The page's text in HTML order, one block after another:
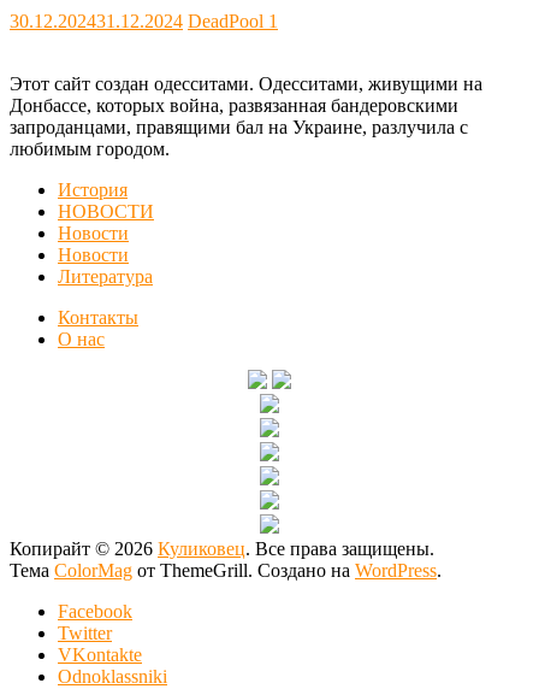
30.12.202431.12.2024 DeadPool 1
Этот сайт создан одесситами. Одесситами, живущими на
Донбассе, которых война, развязанная бандеровскими
запроданцами, правящими бал на Украине, разлучила с
любимым городом.
История
НОВОСТИ
Новости
Новости
Литература
Контакты
О нас
Копирайт © 2026 Куликовец. Все права защищены.
Тема ColorMag от ThemeGrill. Создано на WordPress.
Facebook
Twitter
VKontakte
Odnoklassniki